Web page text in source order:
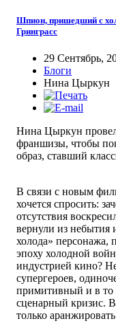
Шпион, пришедший с
Гринграсс
29 Сентябрь,
Блоги
Нина Цыркун
Нина Цыркун
франшизы, чтобы
образ, ставший
В связи с новым
хочется спросить:
отсутствия
вернули из небытия
холода» персонажа,
эпоху холодной
индустрией кино?
супергероев,
примитивный и в то
сценарный кризис.
только